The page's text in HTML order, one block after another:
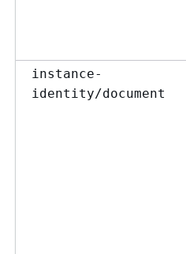
instance-
identity/document